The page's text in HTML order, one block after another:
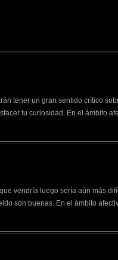
tener un gran sentido crítico
tu curiosidad. En el ámbito
vendría luego sería aún más
son buenas. En el ámbito